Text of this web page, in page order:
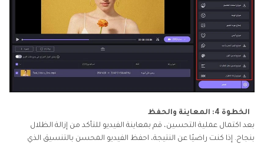
الخطوة 4: المعاينة والحفظ
بعد اكتمال عملية التحسين، قم بمعاينة الفيديو للتأكد من إزالة الظلال
بنجاح. إذا كنت راضيًا عن النتيجة، احفظ الفيديو المحسن بالتنسيق الذي